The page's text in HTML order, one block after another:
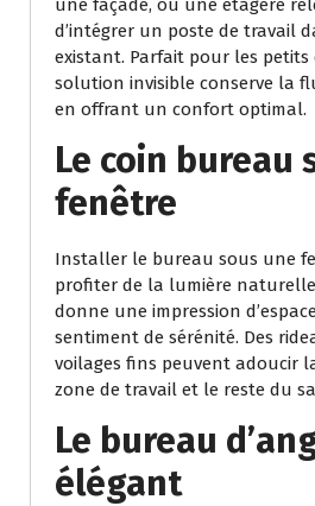
une façade, ou une étagère
d’intégrer un poste de travail
existant. Parfait pour les petits
solution invisible conserve la
en offrant un confort optimal.
Le coin bureau
fenêtre
Installer le bureau sous une
profiter de la lumière naturelle
donne une impression
sentiment de sérénité. Des
voilages fins peuvent adoucir
zone de travail et le reste du
Le bureau
élégant